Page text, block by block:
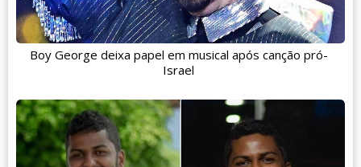
Boy George deixa papel em musical após canção pró-
Israel